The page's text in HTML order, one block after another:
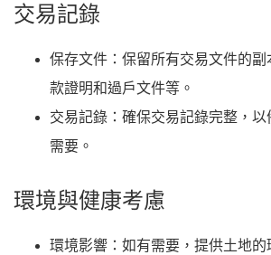
交易記錄
保存文件 ：保留所有交易文件的
款證明和過戶文件等。
交易記錄 ：確保交易記錄完整，
需要。
環境與健康考慮
環境影響 ：如有需要，提供土地